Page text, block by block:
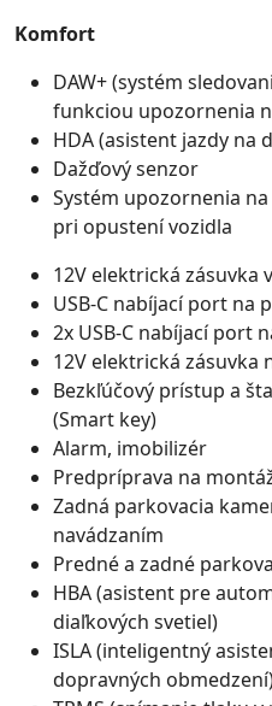
Komfort
DAW+ (systém
funkciou upozornenia
HDA (asistent jazdy na
Dažďový senzor
Systém upozornenia
pri opustení vozidla
12V elektrická
USB-C nabíjací port na
2x USB-C nabíjací port
12V elektrická zásuvka
Bezkľúčový prístup a
(Smart key)
Alarm, imobilizér
Predpríprava na
Zadná parkovacia
navádzaním
Predné a zadné
HBA (asistent pre
diaľkových svetiel)
ISLA (inteligentný
dopravných